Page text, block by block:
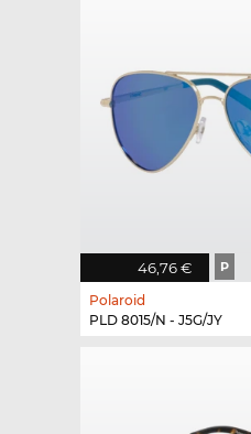
46,76 € P
Polaroid
PLD 8015/N - J5G/JY